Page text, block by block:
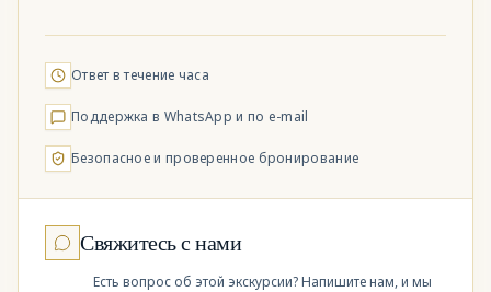
Ответ в течение часа
Поддержка в WhatsApp и по e-mail
Безопасное и проверенное бронирование
Свяжитесь с нами
Есть вопрос об этой экскурсии? Напишите нам, и мы